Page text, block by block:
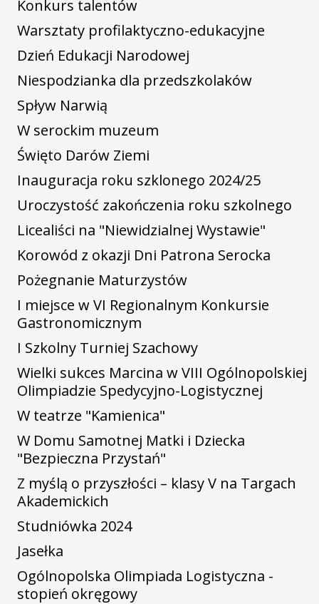
Konkurs talentów
Warsztaty profilaktyczno-edukacyjne
Dzień Edukacji Narodowej
Niespodzianka dla przedszkolaków
Spływ Narwią
W serockim muzeum
Święto Darów Ziemi
Inauguracja roku szklonego 2024/25
Uroczystość zakończenia roku szkolnego
Licealiści na "Niewidzialnej Wystawie"
Korowód z okazji Dni Patrona Serocka
Pożegnanie Maturzystów
I miejsce w VI Regionalnym Konkursie
Gastronomicznym
I Szkolny Turniej Szachowy
Wielki sukces Marcina w VIII Ogólnopolskiej
Olimpiadzie Spedycyjno-Logistycznej
W teatrze "Kamienica"
W Domu Samotnej Matki i Dziecka
"Bezpieczna Przystań"
Z myślą o przyszłości – klasy V na Targach
Akademickich
Studniówka 2024
Jasełka
Ogólnopolska Olimpiada Logistyczna -
stopień okręgowy